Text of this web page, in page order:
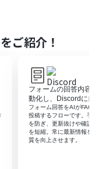
します
を選択し、「ファイル
す
「ブラウザを操作す
ードされたJFIFファイ
記録します
の「ファイルをアッ
ご紹介！
フォームの回答内容を
動化し、Discordに自
フォーム回答をAIがFAQ形
投稿するフローです。手作
を防ぎ、更新抜けや確認の
を短縮。常に最新情報をチ
質を向上させます。